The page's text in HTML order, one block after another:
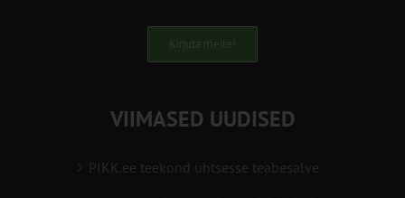
Kirjuta meile!
VIIMASED UUDISED
PIKK.ee teekond ühtsesse teabesalve